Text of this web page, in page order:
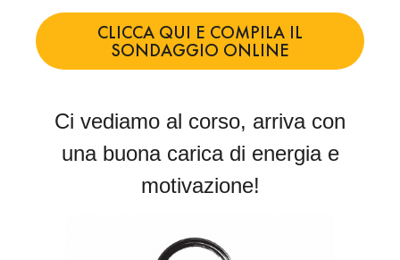
CLICCA QUI E COMPILA IL
SONDAGGIO ONLINE
Ci vediamo al corso, arriva con
una buona carica di energia e
motivazione!